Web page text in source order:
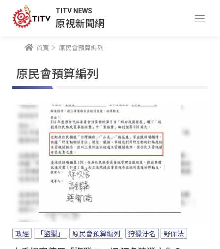
TITV NEWS
原視新聞網
首頁 原民會預算編列
原民會預算編列
政經 「盜獵」 原民會預算編列 狩獵汙名 野保法